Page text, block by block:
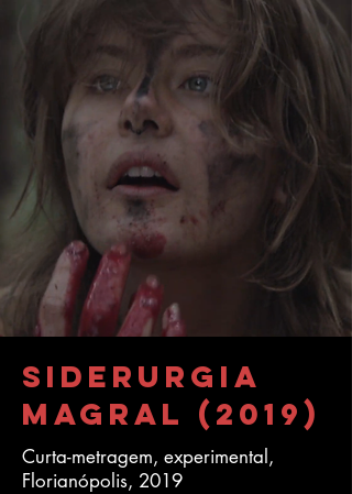
Siderurgia
Magral (2019)
Curta-metragem, experimental,
Florianópolis, 2019